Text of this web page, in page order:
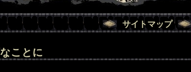
サイトマップ
ことに